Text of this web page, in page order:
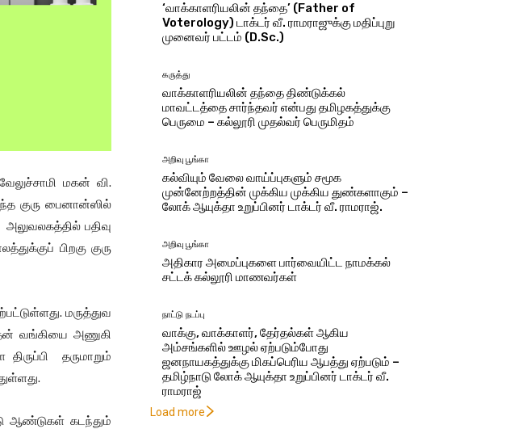
மகன் வி.
குரு பைனான்ஸில்
பதிவு
பிறகு குரு
மருத்துவ
வங்கியை அணுகி
தருமாறும்
ஆண்டுகள் கடந்தும்
‘வாக்காளரியலின் தந்தை’ (Father of
Voterology) டாக்டர் வீ. ராமராஜுக்கு மதிப்புறு
முனைவர் பட்டம் (D.Sc.)
கருத்து
வாக்காளரியலின் தந்தை திண்டுக்கல்
மாவட்டத்தை சார்ந்தவர் என்பது தமிழகத்துக்கு
பெருமை – கல்லூரி முதல்வர் பெருமிதம்
அறிவு பூங்கா
கல்வியும் வேலை வாய்ப்புகளும் சமூக
முன்னேற்றத்தின் முக்கிய முக்கிய துண்களாகும் –
லோக் ஆயுக்தா உறுப்பினர் டாக்டர் வீ. ராமராஜ்.
அறிவு பூங்கா
அதிகார அமைப்புகளை பார்வையிட்ட நாமக்கல்
சட்டக் கல்லூரி மாணவர்கள்
நாட்டு நடப்பு
வாக்கு, வாக்காளர், தேர்தல்கள் ஆகிய
அம்சங்களில் ஊழல் ஏற்படும்போது
ஜனநாயகத்துக்கு மிகப்பெரிய ஆபத்து ஏற்படும் –
தமிழ்நாடு லோக் ஆயுக்தா உறுப்பினர் டாக்டர் வீ.
ராமராஜ்
Load more